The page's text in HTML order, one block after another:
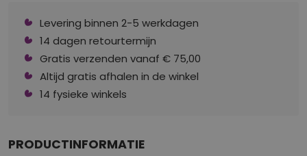
Levering binnen 2-5 werkdagen
14 dagen retourtermijn
Gratis verzenden vanaf € 75,00
Altijd gratis afhalen in de winkel
14 fysieke winkels
PRODUCTINFORMATIE